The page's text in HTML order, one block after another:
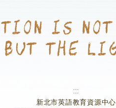
:::
新北市英語教育資源中心